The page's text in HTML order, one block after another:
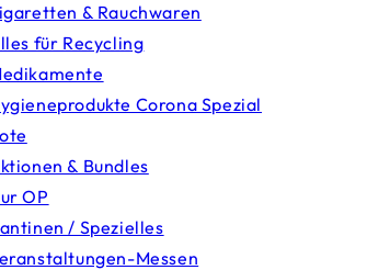
& Rauchwaren
für Recycling
Corona Spezial
& Bundles
OP
/ Spezielles
Messen